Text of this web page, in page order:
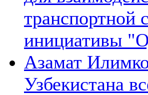
транспортной
инициативы
Азамат
Узбекистана